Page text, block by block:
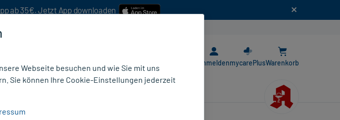
ab 35€. Jetzt App downloaden
AnmeldenmycarePlusWarenkorb
Webseite besuchen und wie Sie mit uns
Sie können Ihre Cookie-Einstellungen jederzeit